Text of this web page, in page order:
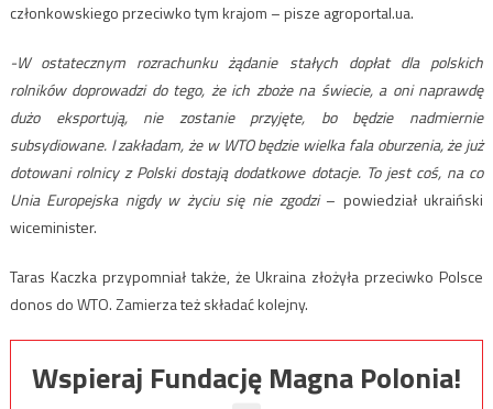
członkowskiego przeciwko tym krajom – pisze agroportal.ua.
-W ostatecznym rozrachunku żądanie stałych dopłat dla polskich
rolników doprowadzi do tego, że ich zboże na świecie, a oni naprawdę
dużo eksportują, nie zostanie przyjęte, bo będzie nadmiernie
subsydiowane. I zakładam, że w WTO będzie wielka fala oburzenia, że ​​już
dotowani rolnicy z Polski dostają dodatkowe dotacje. To jest coś, na co
Unia Europejska nigdy w życiu się nie zgodzi– powiedział ukraiński
wiceminister.
Taras Kaczka przypomniał także, że Ukraina złożyła przeciwko Polsce
donos do WTO. Zamierza też składać kolejny.
Wspieraj Fundację Magna Polonia!